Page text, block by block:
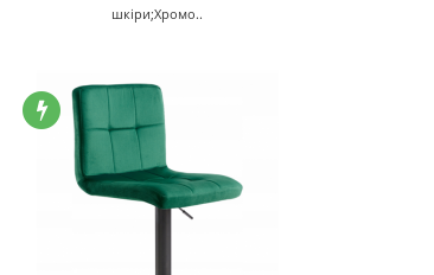
шкіри;Хромо..